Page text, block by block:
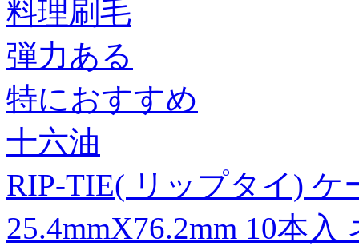
料理刷毛
弾力ある
特におすすめ
十六油
RIP-TIE( リップタイ) ケ
25.4mmX76.2mm 10本